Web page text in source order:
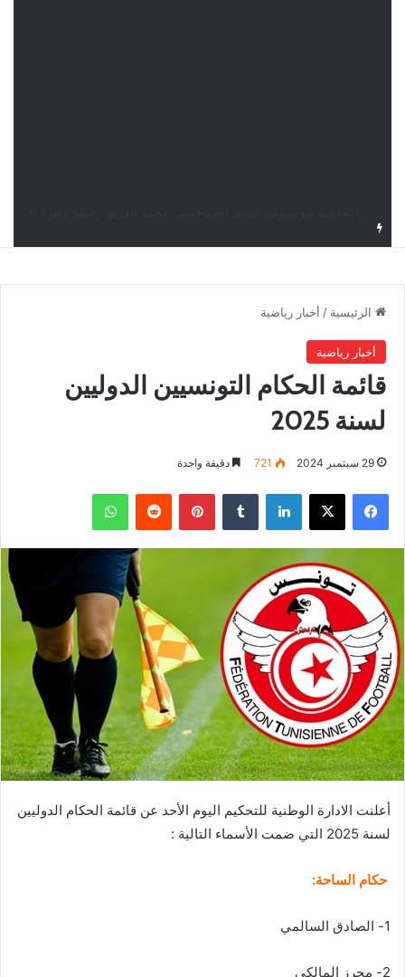
الرئيسية / أخبار رياضية
أخبار رياضية
قائمة الحكام التونسيين الدوليين
لسنة 2025
29 سبتمبر 2024 721 دقيقة واحدة
فيسبوك ‫X لينكدإن بينتيريست واتساب
أعلنت الادارة الوطنية للتحكيم اليوم الأحد عن قائمة الحكام الدوليين
لسنة 2025 التي ضمت الأسماء التالية :
حكام الساحة:
1- الصادق السالمي
2- محرز المالكي